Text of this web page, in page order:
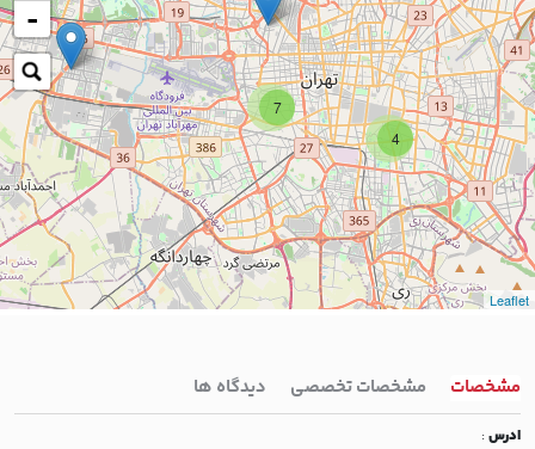
7
4
-
Leaflet
مشخصات مشخصات تخصصی دیدگاه ها
ادرس: